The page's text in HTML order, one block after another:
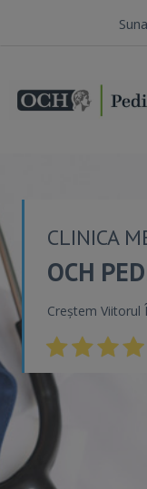
CLINICA
OCH
Creștem Viitorul